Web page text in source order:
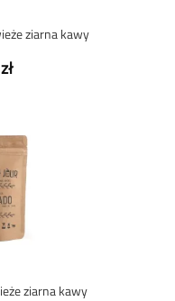
ziarna kawy
ziarna kawy